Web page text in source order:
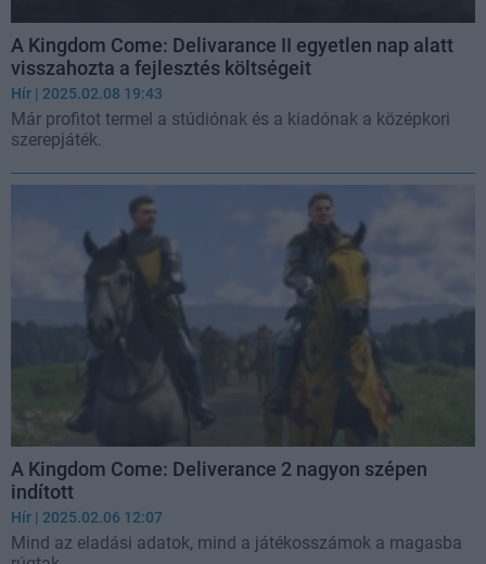
A Kingdom Come: Delivarance II egyetlen nap alatt
visszahozta a fejlesztés költségeit
Hír | 2025.02.08 19:43
Már profitot termel a stúdiónak és a kiadónak a középkori
szerepjáték.
A Kingdom Come: Deliverance 2 nagyon szépen
indított
Hír | 2025.02.06 12:07
Mind az eladási adatok, mind a játékosszámok a magasba